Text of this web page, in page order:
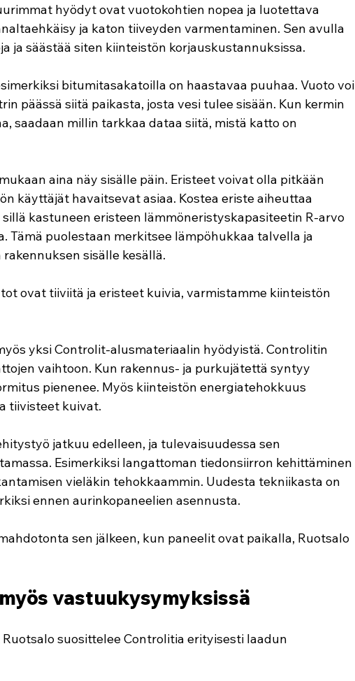
hyödyt ovat vuotokohtien nopea ja luotettava
ja katon tiiveyden varmentaminen. Sen avulla
ja säästää siten kiinteistön korjauskustannuksissa.
bitumitasakatoilla on haastavaa puuhaa. Vuoto voi
päässä siitä paikasta, josta vesi tulee sisään. Kun kermin
saadaan millin tarkkaa dataa siitä, mistä katto on
aina näy sisälle päin. Eristeet voivat olla pitkään
käyttäjät havaitsevat asiaa. Kostea eriste aiheuttaa
kastuneen eristeen lämmöneristyskapasiteetin R-arvo
Tämä puolestaan merkitsee lämpöhukkaa talvella ja
sisälle kesällä.
ovat tiiviitä ja eristeet kuivia, varmistamme kiinteistön
yksi Controlit-alusmateriaalin hyödyistä. Controlitin
vaihtoon. Kun rakennus- ja purkujätettä syntyy
pienenee. Myös kiinteistön energiatehokkuus
tiivisteet kuivat.
jatkuu edelleen, ja tulevaisuudessa sen
Esimerkiksi langattoman tiedonsiirron kehittäminen
vieläkin tehokkaammin. Uudesta tekniikasta on
ennen aurinkopaneelien asennusta.
sen jälkeen, kun paneelit ovat paikalla, Ruotsalo
vastuukysymyksissä
suosittelee Controlitia erityisesti laadun